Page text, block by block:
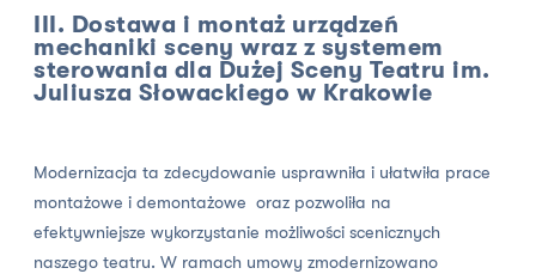
III. Dostawa i montaż urządzeń
mechaniki sceny wraz z systemem
sterowania dla Dużej Sceny Teatru im.
Juliusza Słowackiego w Krakowie
Modernizacja ta zdecydowanie usprawniła i ułatwiła prace
montażowe i demontażowe oraz pozwoliła na
efektywniejsze wykorzystanie możliwości scenicznych
naszego teatru. W ramach umowy zmodernizowano